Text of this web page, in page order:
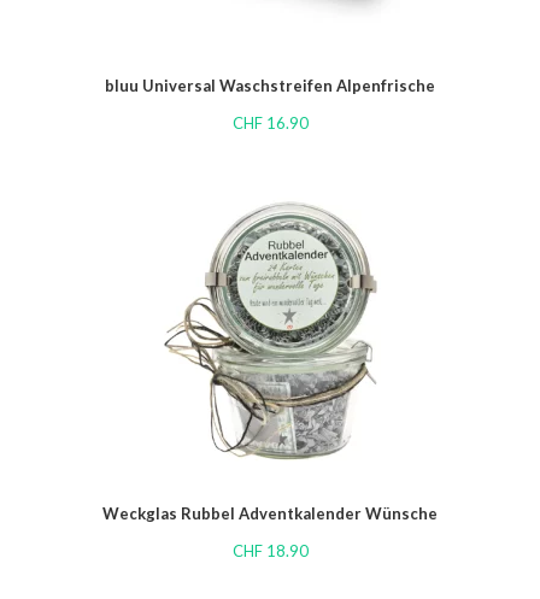
bluu Universal Waschstreifen Alpenfrische
CHF16.90
Weckglas Rubbel Adventkalender Wünsche
CHF18.90